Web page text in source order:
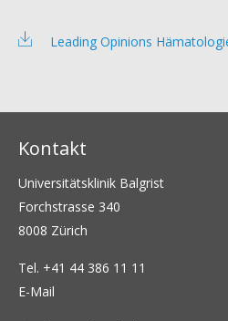
Leading Opinions
Kontakt
Universitätsklinik Balgrist
Forchstrasse 340
8008 Zürich
Tel. +41 44 386 11 11
E-Mail